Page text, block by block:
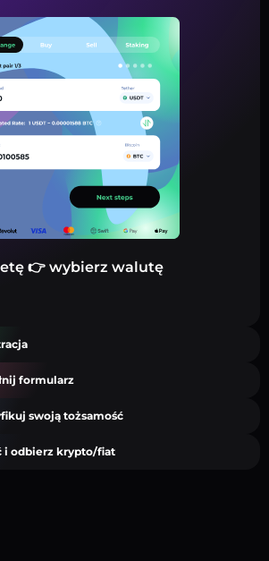
👉 wybierz walutę
formularz
swoją tożsamość
i odbierz krypto/fiat